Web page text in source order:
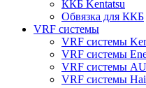
ККБ Kentatsu
Обвязка для ККБ
VRF системы
VRF системы
VRF системы
VRF системы
VRF системы